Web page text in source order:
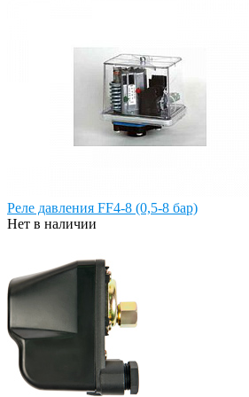
Реле давления FF4-8 (0,5-8 бар)
Нет в наличии